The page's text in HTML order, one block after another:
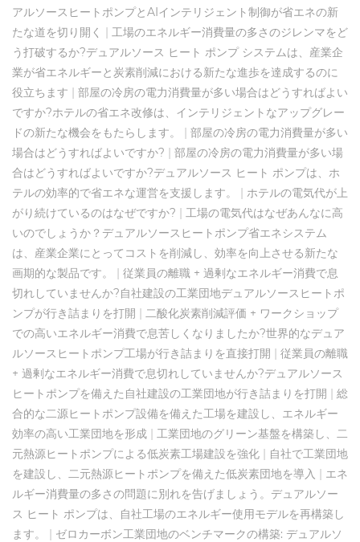
アルソースヒートポンプとAIインテリジェント制御が省エネの新
たな道を切り開く | 工場のエネルギー消費量の多さのジレンマをど
う打破するか?デュアルソース ヒート ポンプ システムは、産業企
業が省エネルギーと炭素削減における新たな進歩を達成するのに
役立ちます | 部屋の冷房の電力消費量が多い場合はどうすればよい
ですか?ホテルの省エネ改修は、インテリジェントなアップグレー
ドの新たな機会をもたらします。
| 部屋の冷房の電力消費量が多い
場合はどうすればよいですか? | 部屋の冷房の電力消費量が多い場
合はどうすればよいですか?デュアルソース ヒート ポンプは、ホ
テルの効率的で省エネな運営を支援します。
| ホテルの電気代が上
がり続けているのはなぜですか? | 工場の電気代はなぜあんなに高
いのでしょうか？デュアルソースヒートポンプ省エネシステム
は、産業企業にとってコストを削減し、効率を向上させる新たな
画期的な製品です。
| 従業員の離職 + 過剰なエネルギー消費で息
切れしていませんか?自社建設の工業団地デュアルソースヒートポ
ンプが行き詰まりを打開 | 二酸化炭素削減評価 + ワークショップ
での高いエネルギー消費で息苦しくなりましたか?世界的なデュア
ルソースヒートポンプ工場が行き詰まりを直接打開 | 従業員の離職
+ 過剰なエネルギー消費で息切れしていませんか?デュアルソース
ヒートポンプを備えた自社建設の工業団地が行き詰まりを打開 | 総
合的な二源ヒートポンプ設備を備えた工場を建設し、エネルギー
効率の高い工業団地を形成 | 工業団地のグリーン基盤を構築し、二
元熱源ヒートポンプによる低炭素工場建設を強化 | 自社で工業団地
を建設し、二元熱源ヒートポンプを備えた低炭素団地を導入 | エネ
ルギー消費量の多さの問題に別れを告げましょう。デュアルソー
ス ヒート ポンプは、自社工場のエネルギー使用モデルを再構築し
ます。
| ゼロカーボン工業団地のベンチマークの構築: デュアルソ